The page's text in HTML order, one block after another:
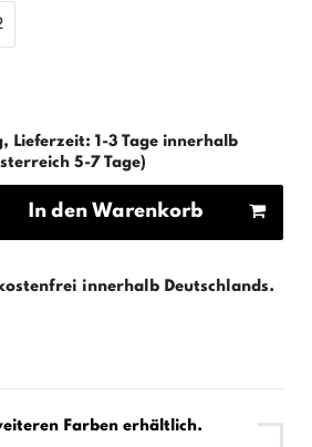
Lieferzeit: 1-3 Tage innerhalb
5-7 Tage)
In den Warenkorb
innerhalb Deutschlands.
Farben erhältlich.